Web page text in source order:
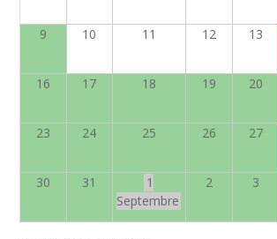
9 10 11 12 13
16 17 18 19 20
23 24 25 26 27
30 31
1
Septembre
2 3